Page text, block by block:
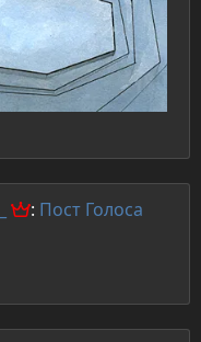
: Пост Голоса